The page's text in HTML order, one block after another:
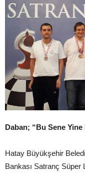
Daban; “Bu Sene
Hatay Büyükşehir
Bankası Satranç Süper